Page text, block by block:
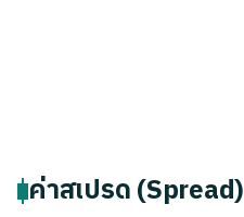
ค่าสเปรด (Spread)